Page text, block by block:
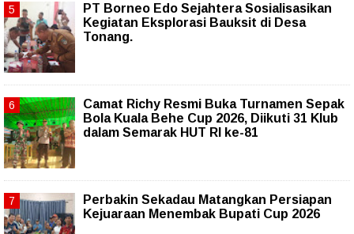
PT Borneo Edo Sejahtera Sosialisasikan
Kegiatan Eksplorasi Bauksit di Desa
Tonang.
Camat Richy Resmi Buka Turnamen Sepak
Bola Kuala Behe Cup 2026, Diikuti 31 Klub
dalam Semarak HUT RI ke-81
Perbakin Sekadau Matangkan Persiapan
Kejuaraan Menembak Bupati Cup 2026